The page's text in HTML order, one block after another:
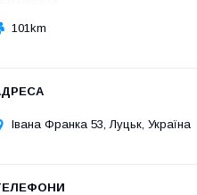
101km
Івана Франка 53, Луцьк, Україна